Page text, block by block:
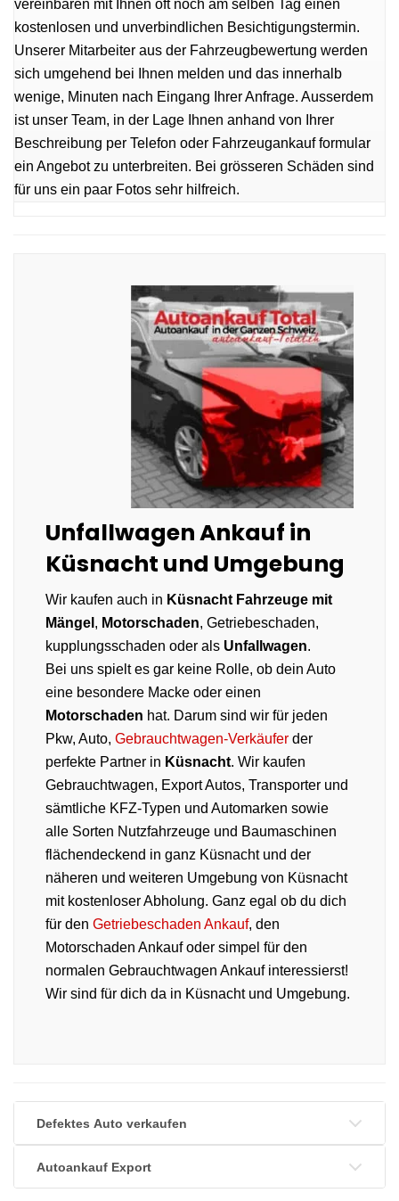
vereinbaren mit Ihnen oft noch am selben Tag einen
kostenlosen und unverbindlichen Besichtigungstermin.
Unserer Mitarbeiter aus der Fahrzeugbewertung werden
sich umgehend bei Ihnen melden und das innerhalb
wenige, Minuten nach Eingang Ihrer Anfrage. Ausserdem
ist unser Team, in der Lage Ihnen anhand von Ihrer
Beschreibung per Telefon oder Fahrzeugankauf formular
ein Angebot zu unterbreiten. Bei grösseren Schäden sind
für uns ein paar Fotos sehr hilfreich.
Unfallwagen Ankauf in
Küsnacht und Umgebung
Wir kaufen auch in Küsnacht Fahrzeuge mit
Mängel , Motorschaden, Getriebeschaden,
kupplungsschaden oder als Unfallwagen.
Bei uns spielt es gar keine Rolle, ob dein Auto
eine besondere Macke oder einen
Motorschaden hat. Darum sind wir für jeden
Pkw, Auto, Gebrauchtwagen-Verkäufer der
perfekte Partner in Küsnacht. Wir kaufen
Gebrauchtwagen, Export Autos, Transporter und
sämtliche KFZ-Typen und Automarken sowie
alle Sorten Nutzfahrzeuge und Baumaschinen
flächendeckend in ganz Küsnacht und der
näheren und weiteren Umgebung von Küsnacht
mit kostenloser Abholung. Ganz egal ob du dich
für den Getriebeschaden Ankauf, den
Motorschaden Ankauf oder simpel für den
normalen Gebrauchtwagen Ankauf interessierst!
Wir sind für dich da in Küsnacht und Umgebung.
Defektes Auto verkaufen
Autoankauf Export